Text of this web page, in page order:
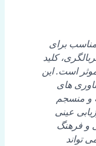
برای
کلید
است. این
های
و منسجم
عینی
و فرهنگ
تواند